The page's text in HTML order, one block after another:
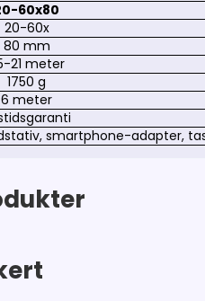
60x80
20-60x
80 mm
21 meter
1750 g
6 meter
smartphone-adapter,